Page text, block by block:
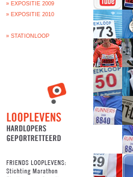
» EXPOSITIE 2009
» EXPOSITIE 2010
» STATIONLOOP